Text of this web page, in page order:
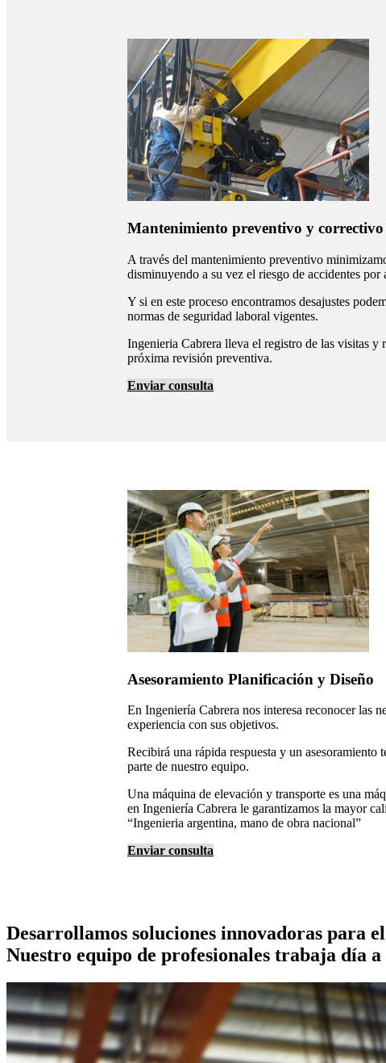
Mantenimiento preventivo y correctivo
A través del mantenimiento preventivo
disminuyendo a su vez el riesgo de accidentes por
Y si en este proceso encontramos desajustes
normas de seguridad laboral vigentes.
Ingenieria Cabrera lleva el registro de las visitas y
próxima revisión preventiva.
Enviar consulta
Asesoramiento Planificación y Diseño
En Ingeniería Cabrera nos interesa reconocer las
experiencia con sus objetivos.
Recibirá una rápida respuesta y un
parte de nuestro equipo.
Una máquina de elevación y transporte es una
en Ingeniería Cabrera le garantizamos la mayor
“Ingenieria argentina, mano de obra nacional”
Enviar consulta
Desarrollamos soluciones innovadoras para
Nuestro equipo de profesionales trabaja día